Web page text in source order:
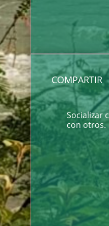
COMPARTIR
Socializar
con otros.